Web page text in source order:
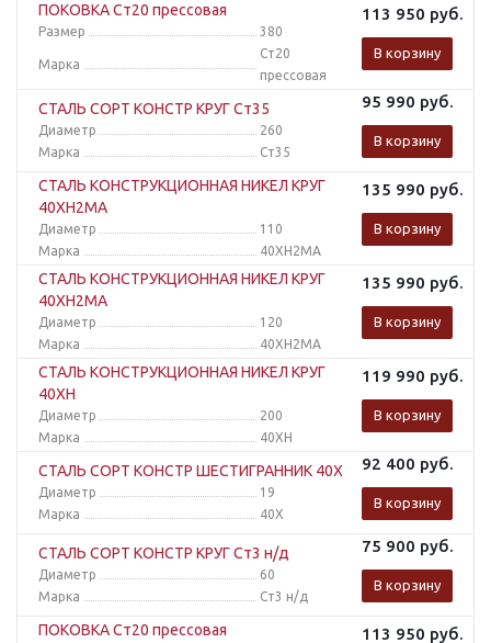
ПОКОВКА Ст20 прессовая
Размер 380
Марка
Ст20
прессовая
113 950 руб.
В корзину
СТАЛЬ СОРТ КОНСТР КРУГ Ст35
Диаметр
260
Марка
Ст35
95 990 руб.
В корзину
СТАЛЬ КОНСТРУКЦИОННАЯ НИКЕЛ КРУГ
40ХН2МА
Диаметр
110
Марка
40ХН2МА
135 990 руб.
В корзину
СТАЛЬ КОНСТРУКЦИОННАЯ НИКЕЛ КРУГ
40ХН2МА
Диаметр
120
Марка
40ХН2МА
135 990 руб.
В корзину
СТАЛЬ КОНСТРУКЦИОННАЯ НИКЕЛ КРУГ
40ХН
Диаметр
200
Марка
40ХН
119 990 руб.
В корзину
СТАЛЬ СОРТ КОНСТР ШЕСТИГРАННИК 40Х
Диаметр
19
Марка
40Х
92 400 руб.
В корзину
СТАЛЬ СОРТ КОНСТР КРУГ Ст3 н/д
Диаметр
60
Марка
Ст3 н/д
75 900 руб.
В корзину
ПОКОВКА Ст20 прессовая 113 950 руб.